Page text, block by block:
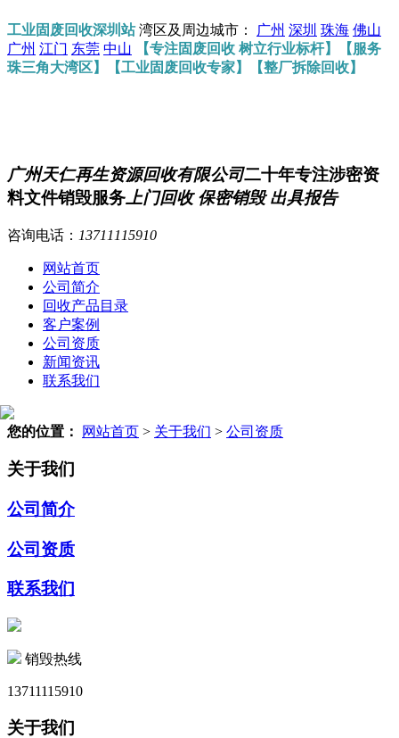
工业固废回收深圳站湾区及周边城市： 广州 深圳 珠海 佛山
广州 江门 东莞 中山
【专注固废回收 树立行业标杆】【服务
珠三角大湾区】【工业固废回收专家】【整厂拆除回收】
广州天仁再生资源回收有限公司二十年专注涉密资
料文件销毁服务 上门回收 保密销毁 出具报告
咨询电话： 13711115910
网站首页
公司简介
回收产品目录
客户案例
公司资质
新闻资讯
联系我们
您的位置： 网站首页 > 关于我们 > 公司资质
关于我们
公司简介
公司资质
联系我们
销毁热线
13711115910
关于我们